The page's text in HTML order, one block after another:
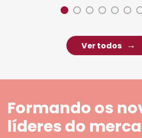
Ver todos
Formando os
líderes do